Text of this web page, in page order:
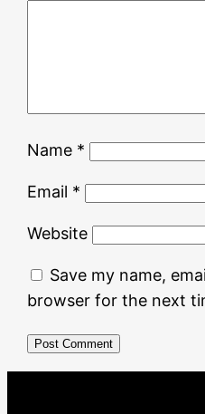
Name *
Email *
Website
Save my name,
browser for the next